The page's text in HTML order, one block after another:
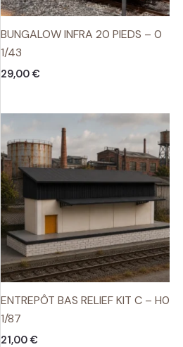
BUNGALOW INFRA 20 PIEDS – 0
1/43
29,00 €
ENTREPÔT BAS RELIEF KIT C – H0
1/87
21,00 €